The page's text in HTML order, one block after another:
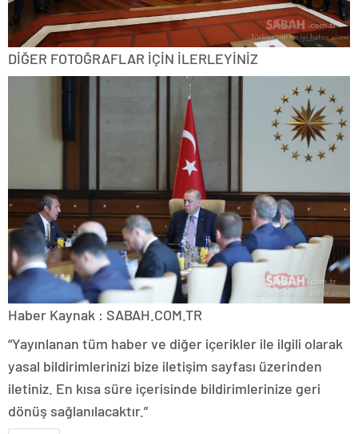
DİĞER FOTOĞRAFLAR İÇİN İLERLEYİNİZ
Haber Kaynak : SABAH.COM.TR
“Yayınlanan tüm haber ve diğer içerikler ile ilgili olarak
yasal bildirimlerinizi bize iletişim sayfası üzerinden
iletiniz. En kısa süre içerisinde bildirimlerinize geri
dönüş sağlanılacaktır.”